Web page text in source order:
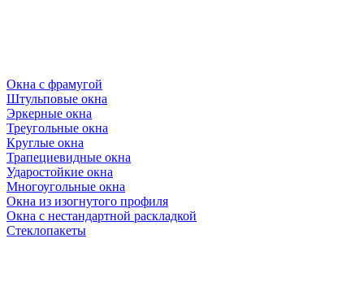
Окна с фрамугой
Штульповые окна
Эркерные окна
Треугольные окна
Круглые окна
Трапециевидные окна
Ударостойкие окна
Многоугольные окна
Окна из изогнутого профиля
Окна с нестандартной раскладкой
Стеклопакеты